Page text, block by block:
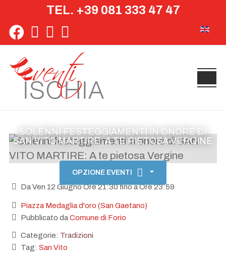
TEL. +39 081 333 47 47
SOLENNI FESTEGGIAMENTI IN ONORE DI
SAN VITO MARTIRE: A TE PIETOSA VERGINE
OPZIONE EVENTI
Da Ven 12 Giugno Ore 21:30 fino a Ore 23:59
Piazza Medaglia d'oro (San Gaetano)
Pubblicato daComune di Forio
Categorie: Tradizioni
Tag: San Vito